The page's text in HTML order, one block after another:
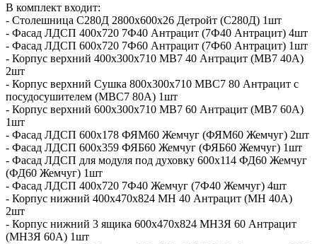
В комплект входит:
- Столешница С280Д 2800х600х26 Детройт (С280Д) 1шт
- Фасад ЛДСП 400х720 7Ф40 Антрацит (7Ф40 Антрацит) 4шт
- Фасад ЛДСП 600х720 7Ф60 Антрацит (7Ф60 Антрацит) 1шт
- Корпус верхний 400х300х710 МВ7 40 Антрацит (МВ7 40А)
2шт
- Корпус верхний Сушка 800х300х710 МВС7 80 Антрацит с
посудосушителем (МВС7 80А) 1шт
- Корпус верхний 600х300х710 МВ7 60 Антрацит (МВ7 60А)
1шт
- Фасад ЛДСП 600x178 ФЯМ60 Жемчуг (ФЯМ60 Жемчуг) 2шт
- Фасад ЛДСП 600x359 ФЯБ60 Жемчуг (ФЯБ60 Жемчуг) 1шт
- Фасад ЛДСП для модуля под духовку 600x114 ФД60 Жемчуг
(ФД60 Жемчуг) 1шт
- Фасад ЛДСП 400х720 7Ф40 Жемчуг (7Ф40 Жемчуг) 4шт
- Корпус нижний 400х470х824 МН 40 Антрацит (МН 40А)
2шт
- Корпус нижний 3 ящика 600х470х824 МН3Я 60 Антрацит
(МН3Я 60А) 1шт